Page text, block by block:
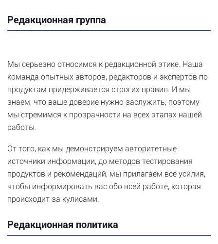
Редакционная группа
Мы серьезно относимся к редакционной этике. Наша
команда опытных авторов, редакторов и экспертов по
продуктам придерживается строгих правил. И мы
знаем, что ваше доверие нужно заслужить, поэтому
мы стремимся к прозрачности на всех этапах нашей
работы.
От того, как мы демонстрируем авторитетные
источники информации, до методов тестирования
продуктов и рекомендаций, мы прилагаем все усилия,
чтобы информировать вас обо всей работе, которая
происходит за кулисами.
Редакционная политика